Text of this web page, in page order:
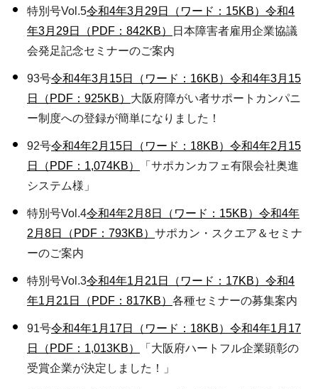
特別号Vol.5令和4年3月29日（ワード：15KB） 令和4
年3月29日（PDF：842KB）
日本障害者雇用企業協議
会発足記念セミナーのご案内
93号令和4年3月15日（ワード：16KB） 令和4年3月15
日（PDF：925KB） 大阪府障がい者サポートカンパニ
ー制度への登録が簡単になりました！
92号令和4年2月15日（ワード：18KB） 令和4年2月15
日（PDF：1,074KB）
「サポカンカフェ有限会社奥進
システム様」
特別号Vol.4令和4年2月8日（ワード：15KB） 令和4年
2月8日（PDF：793KB） サポカン・スクエア＆セミナ
ーのご案内
特別号Vol.3令和4年1月21日（ワード：17KB） 令和4
年1月21日（PDF：817KB） 各種セミナーの募集案内
91号令和4年1月17日（ワード：18KB） 令和4年1月17
日（PDF：1,013KB）
「大阪府ハートフル企業顕彰の
受賞企業が決定しました！」